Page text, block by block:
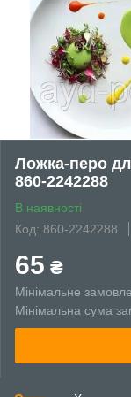
Ложка-перо
860-2242288
В наявності
Код: 860-2242288
65 ₴
Мінімальне
Мінімальна сума